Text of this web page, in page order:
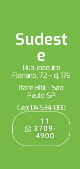
Sudest
e
Rua Joaquim
Floriano, 72 – cj. 176
Itaim Bibi – São
Paulo, SP
Cep: 04534-000
11
3709-
4900